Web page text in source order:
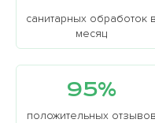
санитарных обработок в
месяц
95%
положительных отзывов